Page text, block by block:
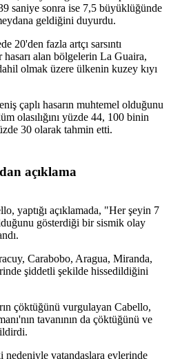
saniye sonra ise 7,5 büyüklüğünde
geldiğini duyurdu.
20'den fazla artçı sarsıntı
alan bölgelerin La Guaira,
olmak üzere ülkenin kuzey kıyı
çaplı hasarın muhtemel olduğunu
olasılığını yüzde 44, 100 binin
30 olarak tahmin etti.
açıklama
yaptığı açıklamada, "Her şeyin 7
gösterdiği bir sismik olay
Carabobo, Aragua, Miranda,
şiddetli şekilde hissedildiğini
çöktüğünü vurgulayan Cabello,
tavanının da çöktüğünü ve
nedeniyle vatandaşlara evlerinde